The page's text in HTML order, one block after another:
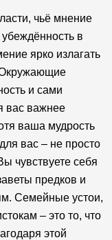
чьё мнение
в
ярко излагать
Окружающие
и сами
вас важнее
ваша мудрость
вас – не просто
чувствуете себя
предков и
Семейные устои,
– это то, что
этой